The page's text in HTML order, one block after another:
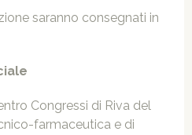
saranno consegnati in
Congressi di Riva del
farmaceutica e di